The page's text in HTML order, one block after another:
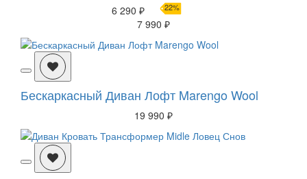
6 290 ₽ 22%
7 990 ₽
Бескаркасный Диван Лофт Marengo Wool
19 990 ₽